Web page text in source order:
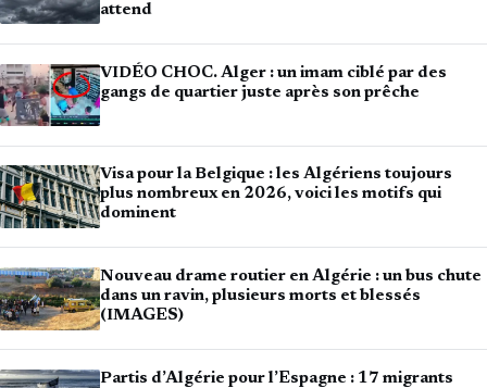
attend
VIDÉO CHOC. Alger : un imam ciblé par des
gangs de quartier juste après son prêche
Visa pour la Belgique : les Algériens toujours
plus nombreux en 2026, voici les motifs qui
dominent
Nouveau drame routier en Algérie : un bus chute
dans un ravin, plusieurs morts et blessés
(IMAGES)
Partis d’Algérie pour l’Espagne : 17 migrants